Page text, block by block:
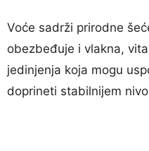
Voće sadrži prirodne
obezbeđuje i vlakna,
jedinjenja koja mogu
doprineti stabilnijem